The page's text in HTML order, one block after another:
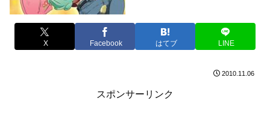
X Facebook はてブ LINE
2010.11.06
スポンサーリンク